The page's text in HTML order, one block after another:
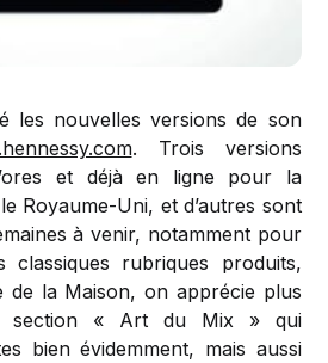
les nouvelles versions de son
. Trois versions
et déjà en ligne pour la
Royaume-Uni, et d’autres sont
à venir, notamment pour
classiques rubriques produits,
de la Maison, on apprécie plus
section « Art du Mix » qui
bien évidemment, mais aussi